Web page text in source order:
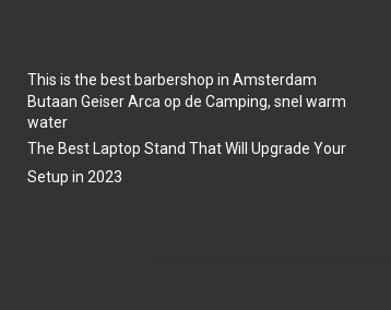
This is the best barbershop in Amsterdam
Butaan Geiser Arca op de Camping, snel warm
water
The Best Laptop Stand That Will Upgrade Your
Setup in 2023